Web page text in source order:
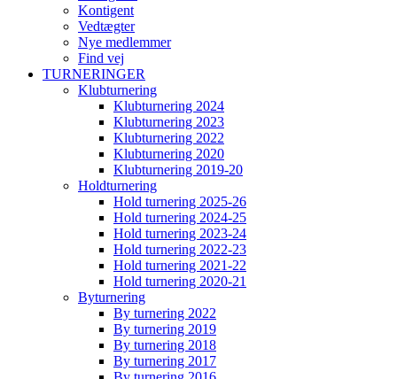
Kontigent
Vedtægter
Nye medlemmer
Find vej
TURNERINGER
Klubturnering
Klubturnering 2024
Klubturnering 2023
Klubturnering 2022
Klubturnering 2020
Klubturnering 2019-20
Holdturnering
Hold turnering 2025-26
Hold turnering 2024-25
Hold turnering 2023-24
Hold turnering 2022-23
Hold turnering 2021-22
Hold turnering 2020-21
Byturnering
By turnering 2022
By turnering 2019
By turnering 2018
By turnering 2017